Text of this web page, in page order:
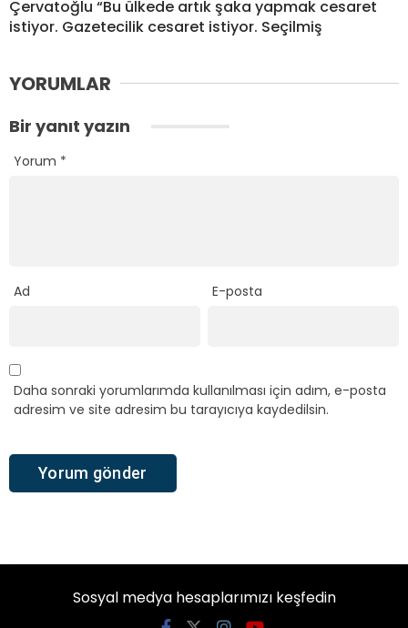
Çervatoğlu “Bu ülkede artık şaka yapmak cesaret
istiyor. Gazetecilik cesaret istiyor. Seçilmiş
YORUMLAR
Bir yanıt yazın
Yorum *
Ad E-posta
Daha sonraki yorumlarımda kullanılması için adım, e-posta
adresim ve site adresim bu tarayıcıya kaydedilsin.
Sosyal medya hesaplarımızı keşfedin